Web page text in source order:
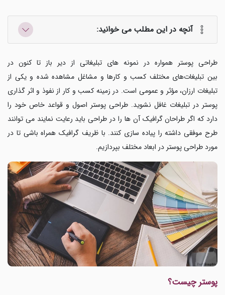
آنچه در این مطلب می خوانید:
طراحی پوستر همواره در نمونه های تبلیغاتی از دیر باز تا کنون در
بین تبلیغات‌های مختلف کسب و کارها و مشاغل مشاهده شده و یکی از
تبلیغات ارزان، مؤثر و عمومی است. در زمینه کسب و کار از نفوذ و اثر گذاری
پوستر در تبلیغات غافل نشوید. طراحی پوستر اصول و قواعد خاص خود را
دارد که اگر طراحان گرافیک آن ها را در طراحی باید رعایت نمایند می توانند
طرح موفقی داشته را پیاده سازی کنند. با ظریف گرافیک همراه باشی تا در
مورد طراحی پوستر در ابعاد مختلف بپردازیم.
پوستر چیست؟